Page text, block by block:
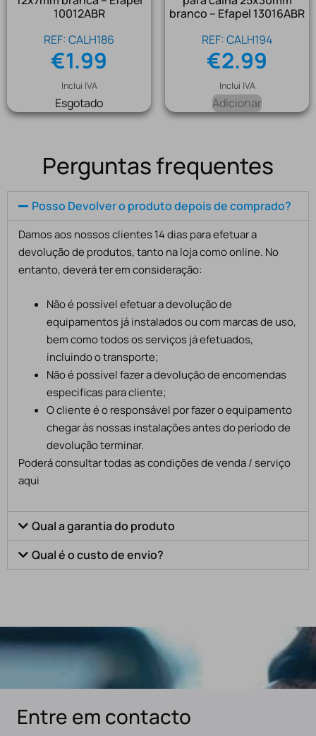
10012ABR
REF: CALH186
€1.99
Inclui IVA
Esgotado
branco – Efapel 13016ABR
REF: CALH194
€2.99
Inclui IVA
Adicionar
Perguntas frequentes
Posso Devolver o produto depois de comprado?
Damos aos nossos clientes 14 dias para efetuar a
devolução de produtos, tanto na loja como online. No
entanto, deverá ter em consideração:
Não é possível efetuar a devolução de
equipamentos já instalados ou com marcas de uso,
bem como todos os serviços já efetuados,
incluindo o transporte;
Não é possível fazer a devolução de encomendas
especificas para cliente;
O cliente é o responsável por fazer o equipamento
chegar às nossas instalações antes do período de
devolução terminar.
Poderá consultar todas as condições de venda / serviço
aqui
Qual a garantia do produto
Qual é o custo de envio?
Entre em contacto